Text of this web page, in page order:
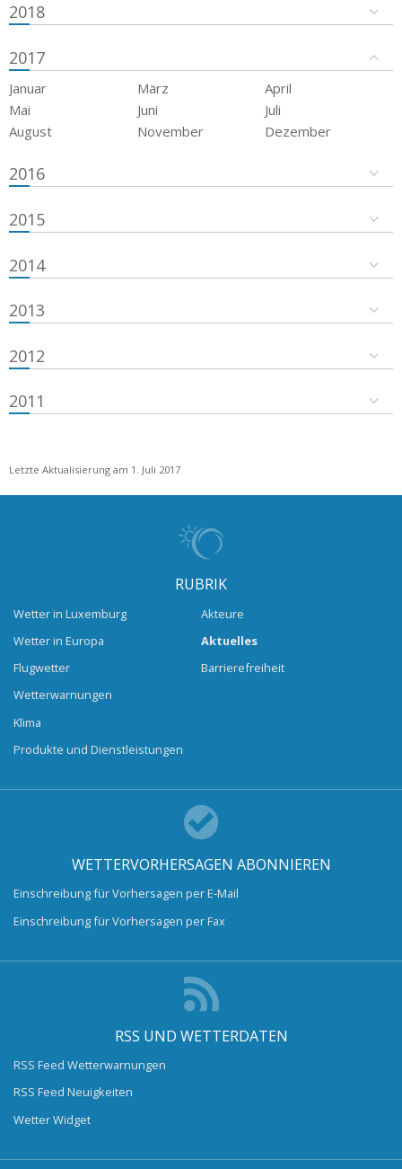
2018
2017
Januar März
April
Mai
Juni
Juli
August
November Dezember
2016
2015
2014
2013
2012
2011
Letzte Aktualisierung am 1. Juli 2017
RUBRIK
Wetter in Luxemburg
Wetter in Europa
Flugwetter
Wetterwarnungen
Klima
Produkte und Dienstleistungen
Akteure
Aktuelles
Barrierefreiheit
WETTERVORHERSAGEN ABONNIEREN
Einschreibung für Vorhersagen per E-Mail
Einschreibung für Vorhersagen per Fax
RSS UND WETTERDATEN
RSS Feed Wetterwarnungen
RSS Feed Neuigkeiten
Wetter Widget